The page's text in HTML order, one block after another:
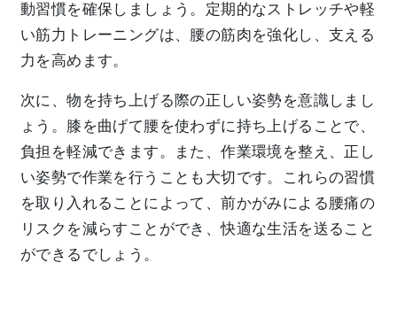
動習慣を確保しましょう。定期的なストレッチや軽
い筋力トレーニングは、腰の筋肉を強化し、支える
力を高めます。
次に、物を持ち上げる際の正しい姿勢を意識しまし
ょう。膝を曲げて腰を使わずに持ち上げることで、
負担を軽減できます。また、作業環境を整え、正し
い姿勢で作業を行うことも大切です。これらの習慣
を取り入れることによって、前かがみによる腰痛の
リスクを減らすことができ、快適な生活を送ること
ができるでしょう。